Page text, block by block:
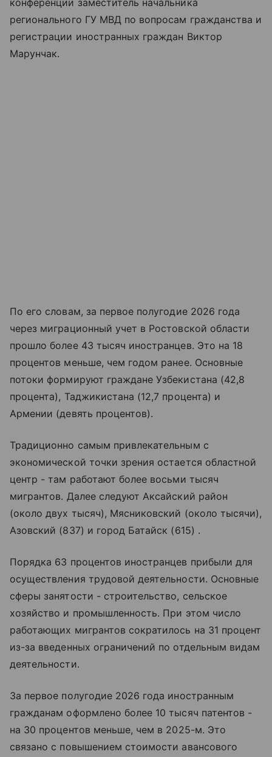
конференции заместитель начальника
регионального ГУ МВД по вопросам гражданства и
регистрации иностранных граждан Виктор
Марунчак.
По его словам, за первое полугодие 2026 года
через миграционный учет в Ростовской области
прошло более 43 тысяч иностранцев. Это на 18
процентов меньше, чем годом ранее. Основные
потоки формируют граждане Узбекистана (42,8
процента), Таджикистана (12,7 процента) и
Армении (девять процентов).
Традиционно самым привлекательным с
экономической точки зрения остается областной
центр - там работают более восьми тысяч
мигрантов. Далее следуют Аксайский район
(около двух тысяч), Мясниковский (около тысячи),
Азовский (837) и город Батайск (615) .
Порядка 63 процентов иностранцев прибыли для
осуществления трудовой деятельности. Основные
сферы занятости - строительство, сельское
хозяйство и промышленность. При этом число
работающих мигрантов сократилось на 31 процент
из-за введенных ограничений по отдельным видам
деятельности.
За первое полугодие 2026 года иностранным
гражданам оформлено более 10 тысяч патентов -
на 30 процентов меньше, чем в 2025-м. Это
связано с повышением стоимости авансового